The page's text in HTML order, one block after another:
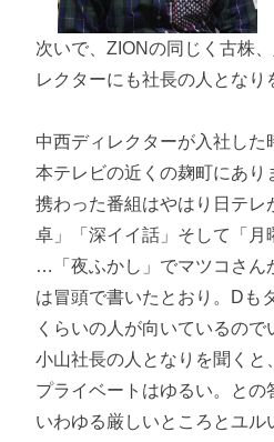
次いで、ZIONの同じく古株
レクターにも社長の人となり
中西ディレクターが入社した
本テレビの近くの麹町にあり
携わった番組はやはり日テレ
卓」「深イイ話」そして「月
…「夜ふかし」でマツコさん
は冒頭で書いたとおり。Dも
くらいの人が向いているので
小山社長の人となりを聞くと
プライベートはゆるい。との
いわゆる厳しいところとユル